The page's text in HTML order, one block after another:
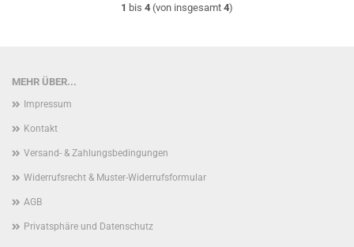
1 bis 4 (von insgesamt 4)
MEHR ÜBER...
Impressum
Kontakt
Versand- & Zahlungsbedingungen
Widerrufsrecht & Muster-Widerrufsformular
AGB
Privatsphäre und Datenschutz